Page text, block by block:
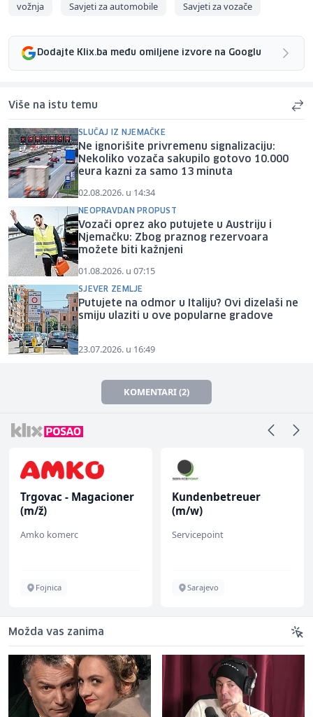
vožnja Savjeti za automobile Savjeti za vozače
Dodajte Klix.ba među omiljene izvore na Googlu
Više na istu temu
SLUČAJ IZ NJEMAČKE
Ne ignorišite privremenu signalizaciju:
Nekoliko vozača sakupilo gotovo 10.000
eura kazni za samo 13 minuta
02.08.2026. u 14:34
NEOPRAVDAN PROPUST
Vozači oprez ako putujete u Austriju i
Njemačku: Zbog praznog rezervoara
možete biti kažnjeni
01.08.2026. u 07:15
SJEVER ZEMLJE
Putujete na odmor u Italiju? Ovi dizelaši ne
smiju ulaziti u ove popularne gradove
23.07.2026. u 16:49
KOMENTARI (2)
Trgovac - Magacioner
(m/ž)
Amko komerc
Fojnica
Kundenbetreuer
(m/w)
Servicepoint
Sarajevo
Možda vas zanima